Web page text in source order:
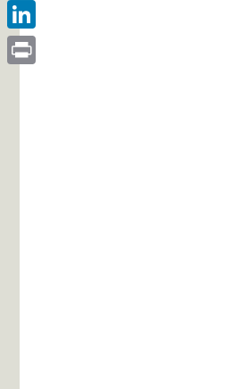
Facebook
LinkedIn